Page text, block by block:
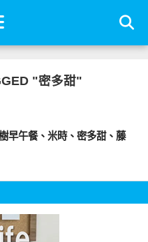
"密多甜"
早午餐、米時、密多甜、藤